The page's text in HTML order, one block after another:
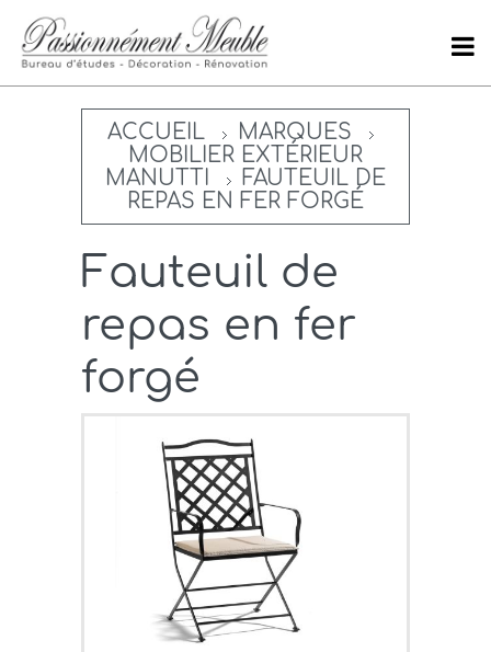
ACCUEIL
MARQUES
MOBILIER EXTÉRIEUR
MANUTTI
FAUTEUIL DE
REPAS EN FER FORGÉ
Fauteuil de
repas en fer
forgé